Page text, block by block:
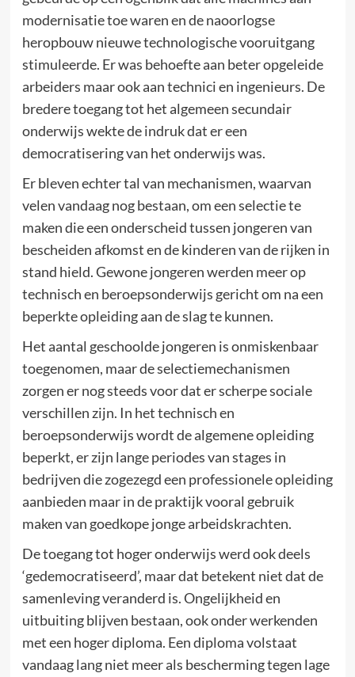
modernisatie toe waren en de naoorlogse
heropbouw nieuwe technologische vooruitgang
stimuleerde. Er was behoefte aan beter opgeleide
arbeiders maar ook aan technici en ingenieurs. De
bredere toegang tot het algemeen secundair
onderwijs wekte de indruk dat er een
democratisering van het onderwijs was.
Er bleven echter tal van mechanismen, waarvan
velen vandaag nog bestaan, om een selectie te
maken die een onderscheid tussen jongeren van
bescheiden afkomst en de kinderen van de rijken in
stand hield. Gewone jongeren werden meer op
technisch en beroepsonderwijs gericht om na een
beperkte opleiding aan de slag te kunnen.
Het aantal geschoolde jongeren is onmiskenbaar
toegenomen, maar de selectiemechanismen
zorgen er nog steeds voor dat er scherpe sociale
verschillen zijn. In het technisch en
beroepsonderwijs wordt de algemene opleiding
beperkt, er zijn lange periodes van stages in
bedrijven die zogezegd een professionele opleiding
aanbieden maar in de praktijk vooral gebruik
maken van goedkope jonge arbeidskrachten.
De toegang tot hoger onderwijs werd ook deels
‘gedemocratiseerd’, maar dat betekent niet dat de
samenleving veranderd is. Ongelijkheid en
uitbuiting blijven bestaan, ook onder werkenden
met een hoger diploma. Een diploma volstaat
vandaag lang niet meer als bescherming tegen lage